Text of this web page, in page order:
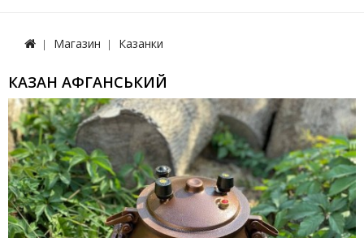
Магазин Казанки
КАЗАН АФГАНСЬКИЙ